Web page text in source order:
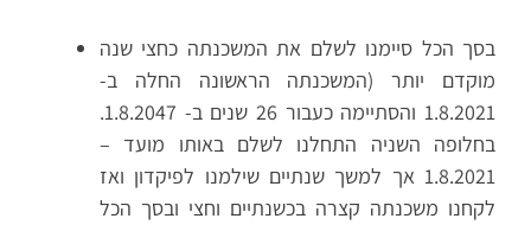
בסך הכל סיימנו לשלם את המשכנתה כחצי שנה
מוקדם יותר (המשכנתה הראשונה החלה ב-
1.8.2021 והסתיימה כעבור 26 שנים ב- 1.8.2047.
בחלופה השניה התחלנו לשלם באותו מועד –
1.8.2021 אך למשך שנתיים שילמנו לפיקדון ואז
לקחנו משכנתה קצרה בכשנתיים וחצי ובסך הכל